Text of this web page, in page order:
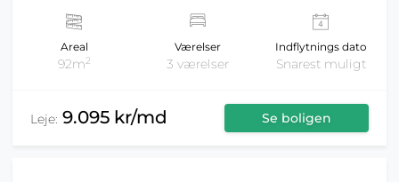
Areal
92m2
Værelser
3 værelser
Indflytnings dato
Snarest muligt
Leje: 9.095 kr/md Se boligen